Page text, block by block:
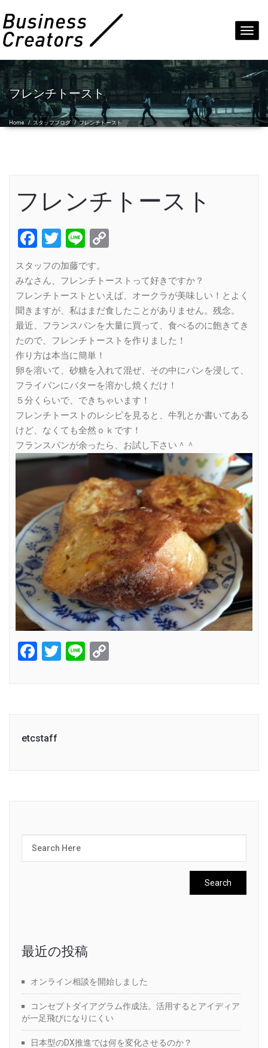
フレンチトースト
Home / スタッフブログ /フレンチトースト
フレンチトースト
Facebook
Twitter
Line
スタッフの加藤です。
みなさん、フレンチトーストって好きですか？
フレンチトーストといえば、オークラが美味しい！とよく
聞きますが、私はまだ食したことがありません。残念。
最近、フランスパンを大量に買って、食べるのに飽きてき
たので、フレンチトーストを作りました！
作り方は本当に簡単！
卵を溶いて、砂糖を入れて混ぜ、その中にパンを浸して、
フライパンにバターを溶かし焼くだけ！
５分くらいで、できちゃいます！
フレンチトーストのレシピを見ると、牛乳とか書いてある
けど、なくても全然ｏｋです！
フランスパンが余ったら、お試し下さい＾＾
Facebook
Twitter
Line
etcstaff
最近の投稿
オンライン相談を開始しました
コンセプトダイアグラム作成法。活用するとアイディア
が一足飛びになりにくい
日本型のDX推進では何を変化させるのか？